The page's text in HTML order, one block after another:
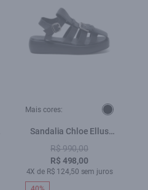
Mais cores:
Sandalia Chloe Ellus
Preto
R$ 990,00
R$ 498,00
4X de R$ 124,50 sem juros